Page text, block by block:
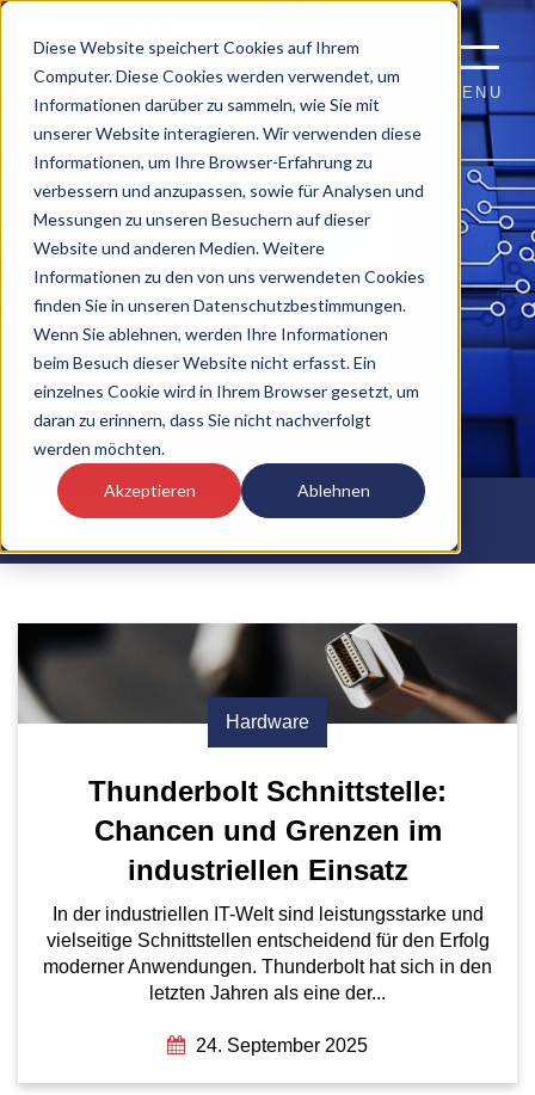
Diese Website speichert Cookies auf Ihrem
Computer. Diese Cookies werden verwendet, um
Informationen darüber zu sammeln, wie Sie mit
unserer Website interagieren. Wir verwenden diese
Informationen, um Ihre Browser-Erfahrung zu
verbessern und anzupassen, sowie für Analysen und
Messungen zu unseren Besuchern auf dieser
Website und anderen Medien. Weitere
Informationen zu den von uns verwendeten Cookies
finden Sie in unseren Datenschutzbestimmungen.
Wenn Sie ablehnen, werden Ihre Informationen
beim Besuch dieser Website nicht erfasst. Ein
einzelnes Cookie wird in Ihrem Browser gesetzt, um
daran zu erinnern, dass Sie nicht nachverfolgt
werden möchten.
Akzeptieren Ablehnen
MENU
Hardware
Thunderbolt Schnittstelle:
Chancen und Grenzen im
industriellen Einsatz
In der industriellen IT-Welt sind leistungsstarke und
vielseitige Schnittstellen entscheidend für den Erfolg
moderner Anwendungen. Thunderbolt hat sich in den
letzten Jahren als eine der...
24. September 2025